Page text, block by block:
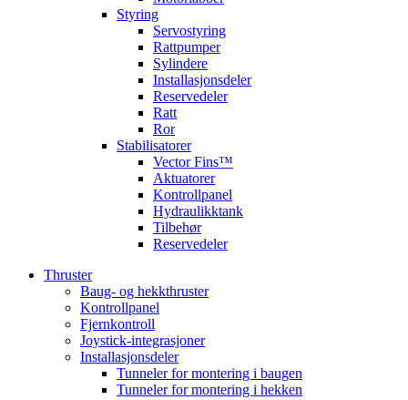
Styring
Servostyring
Rattpumper
Sylindere
Installasjonsdeler
Reservedeler
Ratt
Ror
Stabilisatorer
Vector Fins™
Aktuatorer
Kontrollpanel
Hydraulikktank
Tilbehør
Reservedeler
Thruster
Baug- og hekkthruster
Kontrollpanel
Fjernkontroll
Joystick-integrasjoner
Installasjonsdeler
Tunneler for montering i baugen
Tunneler for montering i hekken